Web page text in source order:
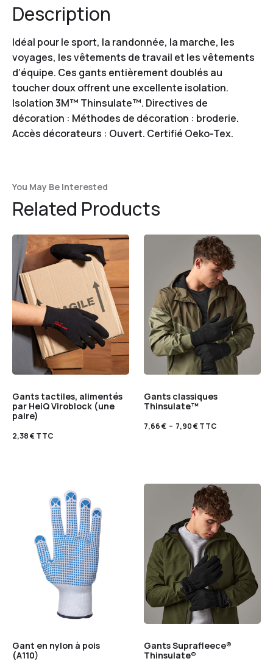
Description
Idéal pour le sport, la randonnée, la marche, les
voyages, les vêtements de travail et les vêtements
d’équipe. Ces gants entièrement doublés au
toucher doux offrent une excellente isolation.
Isolation 3M™ Thinsulate™. Directives de
décoration : Méthodes de décoration : broderie.
Accès décorateurs : Ouvert. Certifié Oeko-Tex.
You May Be Interested
Related Products
Gants tactiles, alimentés
par HeiQ Viroblock (une
paire)
2,38€TTC
Gants classiques
Thinsulate™
7,66€ – 7,90€TTC
Gant en nylon à pois
(A110)
Gants Suprafleece®
Thinsulate®